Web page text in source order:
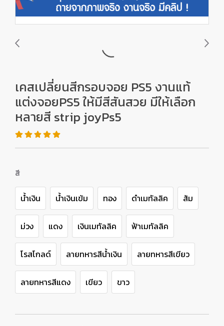
เคสเปลี่ยนสีกรอบจอย PS5 งานแท้
แต่งจอยPS5 ให้มีสีสันสวย มีให้เลือก
หลายสี strip joyPs5
สี
นํ้าเงิน นํ้าเงินเข้ม ทอง ดำเมทัลลิค ส้ม
ม่วง แดง เงินเมทัลลิค ฟ้าเมทัลลิค
โรสโกลด์ ลายทหารสีน้ำเงิน ลายทหารสีเขียว
ลายทหารสีแดง เขียว ขาว